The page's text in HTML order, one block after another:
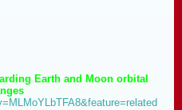
Earth and Moon orbital